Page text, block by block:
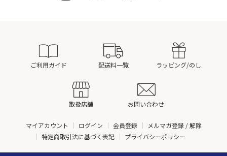
ご利用ガイド 配送料一覧 ラッピング/のし
取扱店舗 お問い合わせ
マイアカウント ログイン 会員登録
メルマガ登録 / 解除
特定商取引法に基づく表記
プライバシーポリシー